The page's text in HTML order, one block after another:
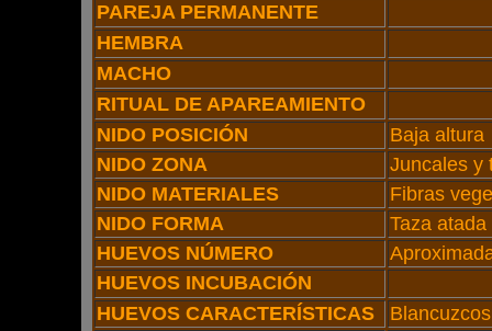
PAREJA PERMANENTE
HEMBRA
MACHO
RITUAL DE APAREAMIENTO
NIDO POSICIÓN
Baja altura
NIDO ZONA
Juncales y
NIDO MATERIALES
Fibras
NIDO FORMA
Taza
HUEVOS NÚMERO
HUEVOS INCUBACIÓN
HUEVOS CARACTERÍSTICAS
Blancuzcos